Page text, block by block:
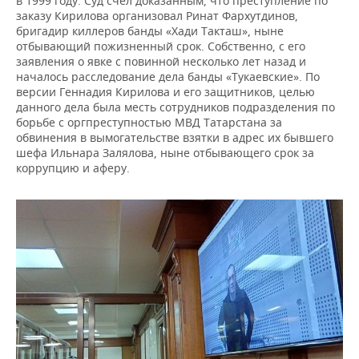
заказу Кирилова организовал Ринат Фархутдинов,
бригадир киллеров банды «Хади Такташ», ныне
отбывающий пожизненный срок. Собственно, с его
заявления о явке с повинной несколько лет назад и
началось расследование дела банды «Тукаевские». По
версии Геннадия Кирилова и его защитников, целью
данного дела была месть сотрудников подразделения по
борьбе с оргпреступностью МВД Татарстана за
обвинения в вымогательстве взятки в адрес их бывшего
шефа Ильнара Залялова, ныне отбывающего срок за
коррупцию и аферу.